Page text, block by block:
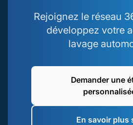
Rejoignez le réseau
développez votre
lavage
Demander une
En savoir plus